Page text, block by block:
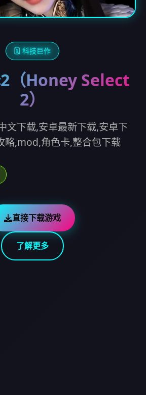
🗓️ 科技巨作
（Honey Select
2）
文下载,安卓最新下载,安卓下
略,mod,角色卡,整合包下载
直接下载游戏
了解更多